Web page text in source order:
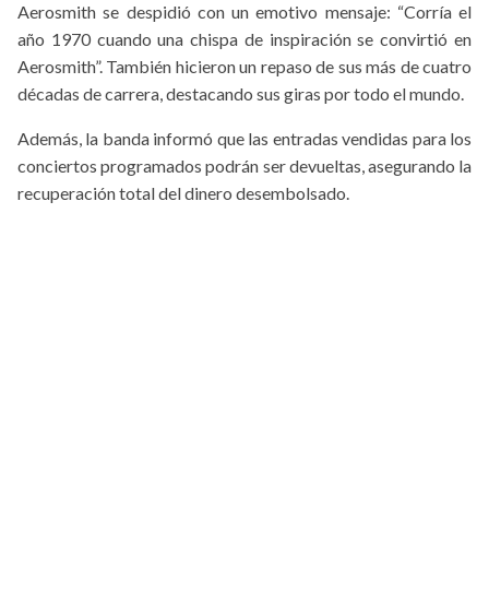
Aerosmith se despidió con un emotivo mensaje: “Corría el
año 1970 cuando una chispa de inspiración se convirtió en
Aerosmith”. También hicieron un repaso de sus más de cuatro
décadas de carrera, destacando sus giras por todo el mundo.
Además, la banda informó que las entradas vendidas para los
conciertos programados podrán ser devueltas, asegurando la
recuperación total del dinero desembolsado.